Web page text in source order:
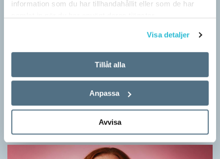
information som du har tillhandahållit eller som de har
Visa detaljer
Tillåt alla
Anpassa
Avvisa
Mesen är ingen fegis
precis och inte heller någon oxe, trots namnet. Att den kallas